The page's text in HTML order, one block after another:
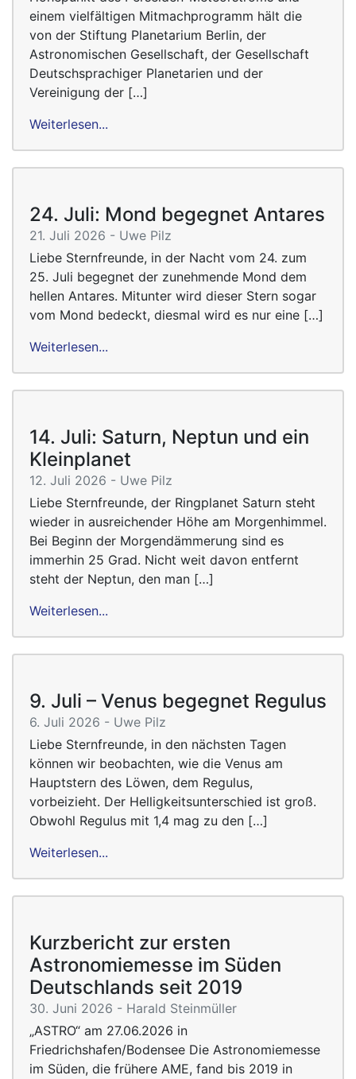
einem vielfältigen Mitmachprogramm hält die
von der Stiftung Planetarium Berlin, der
Astronomischen Gesellschaft, der Gesellschaft
Deutschsprachiger Planetarien und der
Vereinigung der […]
Weiterlesen...
24. Juli: Mond begegnet Antares
21. Juli 2026 - Uwe Pilz
Liebe Sternfreunde, in der Nacht vom 24. zum
25. Juli begegnet der zunehmende Mond dem
hellen Antares. Mitunter wird dieser Stern sogar
vom Mond bedeckt, diesmal wird es nur eine […]
Weiterlesen...
14. Juli: Saturn, Neptun und ein
Kleinplanet
12. Juli 2026 - Uwe Pilz
Liebe Sternfreunde, der Ringplanet Saturn steht
wieder in ausreichender Höhe am Morgenhimmel.
Bei Beginn der Morgendämmerung sind es
immerhin 25 Grad. Nicht weit davon entfernt
steht der Neptun, den man […]
Weiterlesen...
9. Juli – Venus begegnet Regulus
6. Juli 2026 - Uwe Pilz
Liebe Sternfreunde, in den nächsten Tagen
können wir beobachten, wie die Venus am
Hauptstern des Löwen, dem Regulus,
vorbeizieht. Der Helligkeitsunterschied ist groß.
Obwohl Regulus mit 1,4 mag zu den […]
Weiterlesen...
Kurzbericht zur ersten
Astronomiemesse im Süden
Deutschlands seit 2019
30. Juni 2026 - Harald Steinmüller
„ASTRO“ am 27.06.2026 in
Friedrichshafen/Bodensee Die Astronomiemesse
im Süden, die frühere AME, fand bis 2019 in